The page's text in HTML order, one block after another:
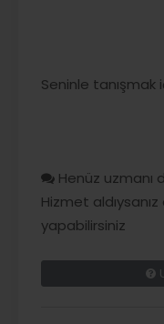
Seninle tanışmak
Henüz uzmanı
Hizmet
yapabilirsiniz